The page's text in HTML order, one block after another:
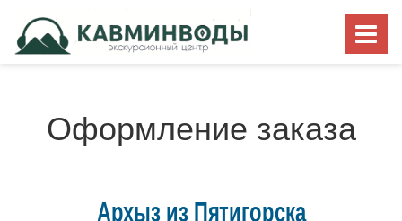
Оформление заказа
Архыз из Пятигорска